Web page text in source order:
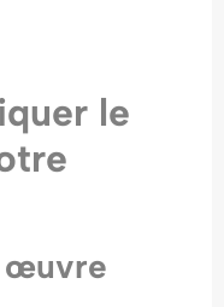
le
œuvre